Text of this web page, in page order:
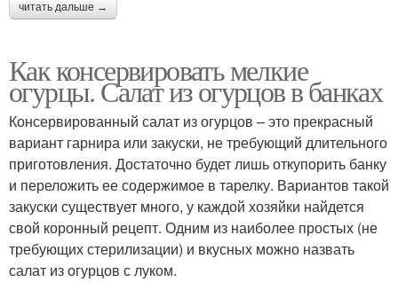
читать дальше →
Как консервировать мелкие
огурцы. Салат из огурцов в банках
Консервированный салат из огурцов – это прекрасный
вариант гарнира или закуски, не требующий длительного
приготовления. Достаточно будет лишь откупорить банку
и переложить ее содержимое в тарелку. Вариантов такой
закуски существует много, у каждой хозяйки найдется
свой коронный рецепт. Одним из наиболее простых (не
требующих стерилизации) и вкусных можно назвать
салат из огурцов с луком.